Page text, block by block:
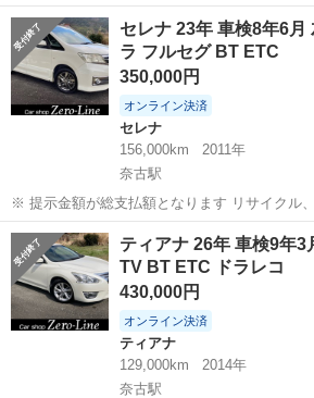
まず支払い能力がない、約束を守れない、調べ
らない質問、値引き交渉をされる方はコメン
ださい。もしされた場合はブロッ...
山口 萩市 奈古駅 その他 キック
セレナ 23年 車検8年6月
ラ フルセグ BT ETC
350,000円
オンライン決済
セレナ
156,000km
2011年
奈古駅
※ 提示金額が総支払額となります リサイクル
まず支払い能力がない、約束を守れない、調べ
らない質問、値引き交渉をされる方はコメン
ださい。もしされた場合はブロッ...
山口 萩市 奈古駅 セレナ 走行距
ティアナ 26年 車検9年3
TV BT ETC ドラレコ
430,000円
オンライン決済
ティアナ
129,000km
2014年
奈古駅